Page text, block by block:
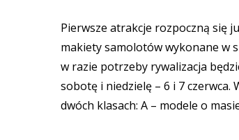
Pierwsze atrakcje rozpoczną się
makiety samolotów wykonane w
w razie potrzeby rywalizacja
sobotę i niedzielę – 6 i 7
dwóch klasach: A – modele o